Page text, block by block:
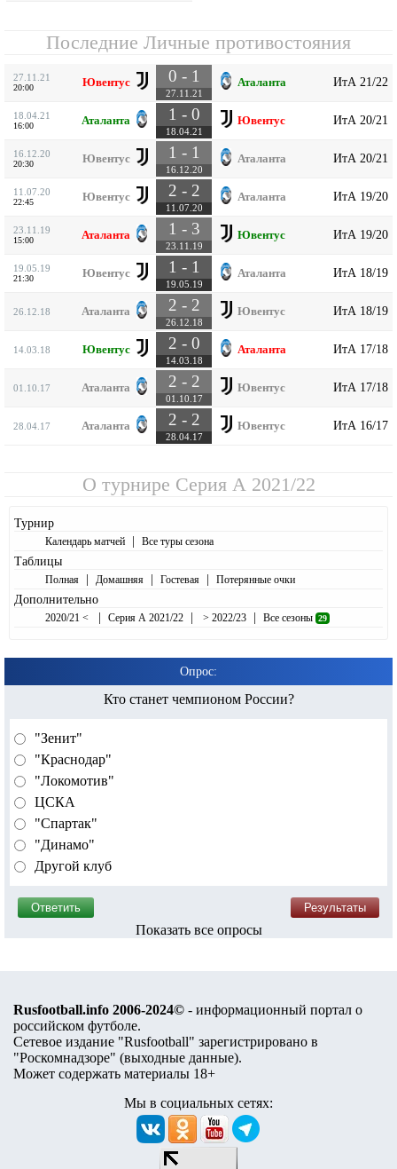
Последние Личные противостояния
27.11.21
20:00 Ювентус 0 - 1
27.11.21
Аталанта ИтА 21/22
18.04.21
16:00 Аталанта 1 - 0
18.04.21
Ювентус ИтА 20/21
16.12.20
20:30 Ювентус 1 - 1
16.12.20
Аталанта ИтА 20/21
11.07.20
22:45 Ювентус 2 - 2
11.07.20
Аталанта ИтА 19/20
23.11.19
15:00 Аталанта 1 - 3
23.11.19
Ювентус ИтА 19/20
19.05.19
21:30 Ювентус 1 - 1
19.05.19
Аталанта ИтА 18/19
26.12.18 Аталанта 2 - 2
26.12.18
Ювентус ИтА 18/19
14.03.18 Ювентус 2 - 0
14.03.18
Аталанта ИтА 17/18
01.10.17 Аталанта 2 - 2
01.10.17
Ювентус ИтА 17/18
28.04.17 Аталанта 2 - 2
28.04.17
Ювентус ИтА 16/17
О турнире Серия А 2021/22
Турнир
Календарь матчей | Все туры сезона
Таблицы
Полная | Домашняя | Гостевая | Потерянные очки
Дополнительно
2020/21 < | Серия А 2021/22 | > 2022/23 | Все сезоны 29
Опрос:
Кто станет чемпионом России?
"Зенит"
"Краснодар"
"Локомотив"
ЦСКА
"Спартак"
"Динамо"
Другой клуб
Показать все опросы
Rusfootball.info 2006-2024© - информационный портал о
российском футболе.
Сетевое издание "Rusfootball" зарегистрировано в
"Роскомнадзоре" (выходные данные).
Может содержать материалы 18+
Мы в социальных сетях: